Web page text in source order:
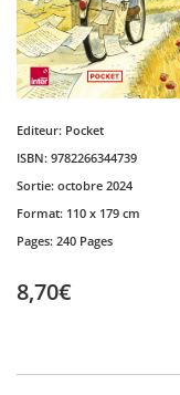
Editeur: Pocket
ISBN: 9782266344739
Sortie: octobre 2024
Format: 110 x 179 cm
Pages: 240 Pages
8,70€